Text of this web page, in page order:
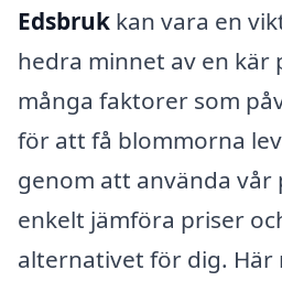
Edsbruk kan vara en
hedra minnet av en kär
många faktorer som
för att få blommorna
genom att använda
enkelt jämföra priser
alternativet för dig. Här